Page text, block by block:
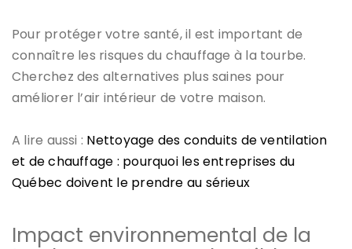
Pour protéger votre santé, il est important de
connaître les risques du chauffage à la tourbe.
Cherchez des alternatives plus saines pour
améliorer l’air intérieur de votre maison.
A lire aussi : Nettoyage des conduits de ventilation
et de chauffage : pourquoi les entreprises du
Québec doivent le prendre au sérieux
Impact environnemental de la